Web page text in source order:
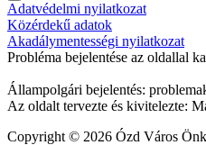
Adatvédelmi nyilatkozat
Közérdekű adatok
Akadálymentességi nyilatkozat
Probléma bejelentése az oldallal
Állampolgári bejelentés:
Az oldalt tervezte és kivitelezte:
Copyright © 2026 Ózd Város